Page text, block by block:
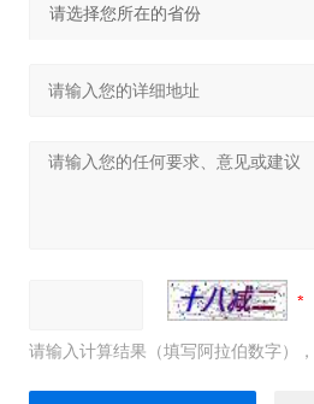
请输入计算结果（填写阿拉伯数字）